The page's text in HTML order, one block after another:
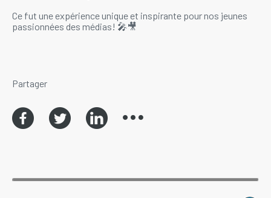
Ce fut une expérience unique et inspirante pour nos jeunes
passionnées des médias! 🎤🎥
Partager